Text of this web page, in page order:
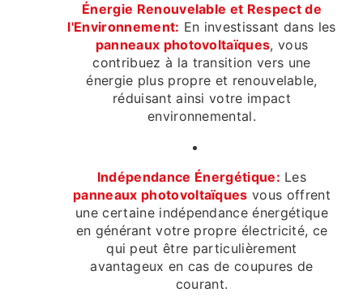
Énergie Renouvelable et Respect de
l'Environnement: En investissant dans les
panneaux photovoltaïques, vous
contribuez à la transition vers une
énergie plus propre et renouvelable,
réduisant ainsi votre impact
environnemental.
Indépendance Énergétique: Les
panneaux photovoltaïques vous offrent
une certaine indépendance énergétique
en générant votre propre électricité, ce
qui peut être particulièrement
avantageux en cas de coupures de
courant.